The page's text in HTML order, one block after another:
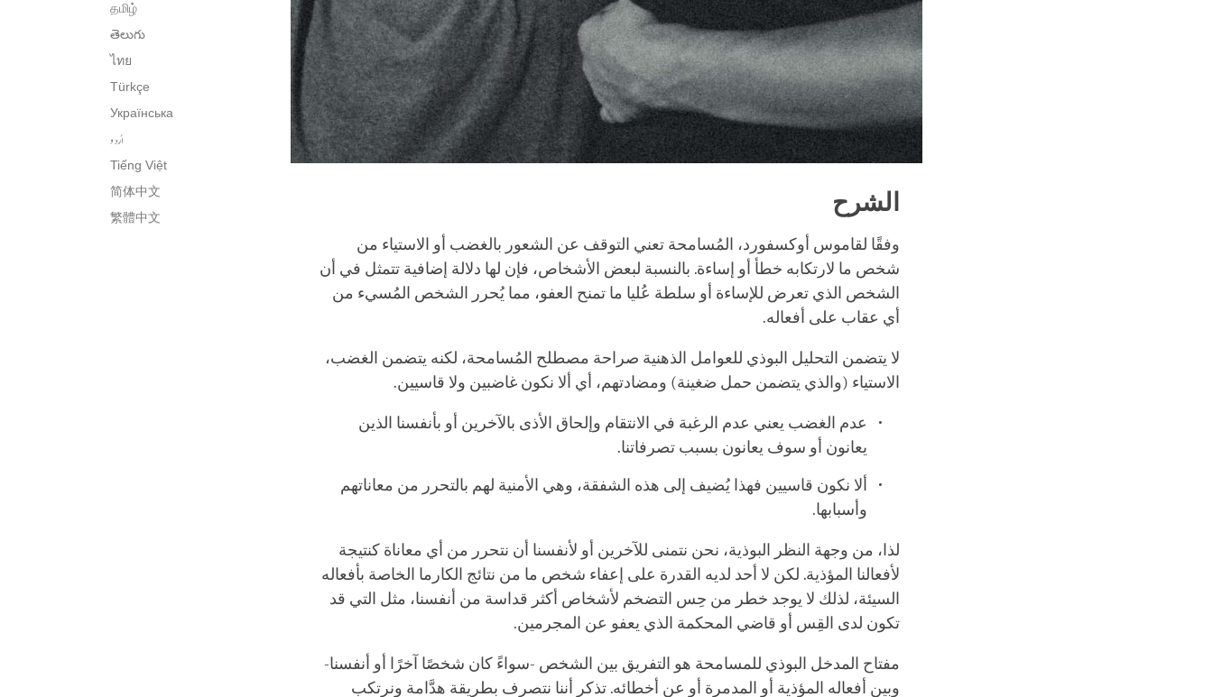
தமிழ்
తెలుగు
ไทย
Türkçe
Українська
اُردو
Tiếng Việt
简体中文
繁體中文
الشرح
وفقًا لقاموس أوكسفورد، المُسامحة تعني التوقف عن الشعور بالغضب أو الاستياء من
شخص ما لارتكابه خطأ أو إساءة. بالنسبة لبعض الأشخاص، فإن لها دلالة إضافية تتمثل في أن
الشخص الذي تعرض للإساءة أو سلطة عُليا ما تمنح العفو، مما يُحرر الشخص المُسيء من
أي عقاب على أفعاله.
لا يتضمن التحليل البوذي للعوامل الذهنية صراحة مصطلح المُسامحة، لكنه يتضمن الغضب،
الاستياء (والذي يتضمن حمل ضغينة) ومضادتهم، أي ألا نكون غاضبين ولا قاسيين.
عدم الغضب يعني عدم الرغبة في الانتقام وإلحاق الأذى بالآخرين أو بأنفسنا الذين
يعانون أو سوف يعانون بسبب تصرفاتنا.
ألا نكون قاسيين فهذا يُضيف إلى هذه الشفقة، وهي الأمنية لهم بالتحرر من معاناتهم
وأسبابها.
لذا، من وجهة النظر البوذية، نحن نتمنى للآخرين أو لأنفسنا أن نتحرر من أي معاناة كنتيجة
لأفعالنا المؤذية. لكن لا أحد لديه القدرة على إعفاء شخص ما من نتائج الكارما الخاصة بأفعاله
السيئة، لذلك لا يوجد خطر من حِس التضخم لأشخاص أكثر قداسة من أنفسنا، مثل التي قد
تكون لدى القِس أو قاضي المحكمة الذي يعفو عن المجرمين.
مفتاح المدخل البوذي للمسامحة هو التفريق بين الشخص -سواءً كان شخصًا آخرًا أو أنفسنا-
وبين أفعاله المؤذية أو المدمرة أو عن أخطائه. تذكر أننا نتصرف بطريقة هدَّامة ونرتكب